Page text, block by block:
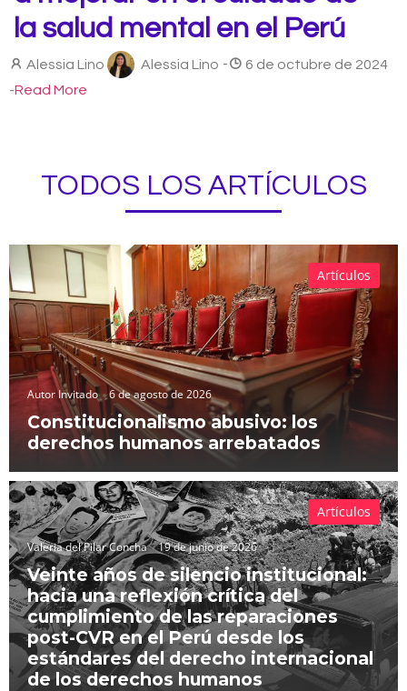
la salud mental en el Perú
Alessia Lino Alessia Lino -
6 de octubre de 2024
-Read More
TODOS LOS ARTÍCULOS
Autor Invitado 6 de agosto de 2026
Constitucionalismo abusivo: los
derechos humanos arrebatados
Artículos
Valeria del Pilar Concha 19 de junio de 2026
Veinte años de silencio institucional:
hacia una reflexión crítica del
cumplimiento de las reparaciones
post-CVR en el Perú desde los
estándares del derecho internacional
de los derechos humanos
Artículos